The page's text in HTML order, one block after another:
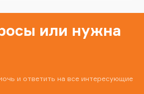
или нужна
и ответить на все интересующие